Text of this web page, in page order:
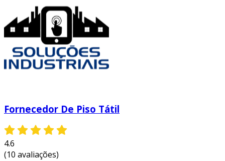
Fornecedor De Piso Tátil
4.6
(10 avaliações)